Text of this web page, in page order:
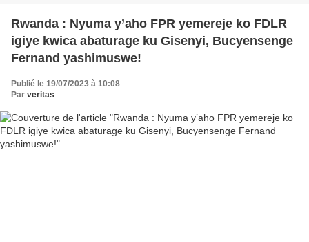
Rwanda : Nyuma y’aho FPR yemereje ko FDLR
igiye kwica abaturage ku Gisenyi, Bucyensenge
Fernand yashimuswe!
Publié le 19/07/2023 à 10:08
Par veritas